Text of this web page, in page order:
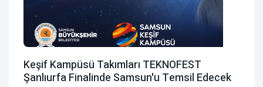
Keşif Kampüsü Takımları TEKNOFEST
Şanlıurfa Finalinde Samsun'u Temsil Edecek